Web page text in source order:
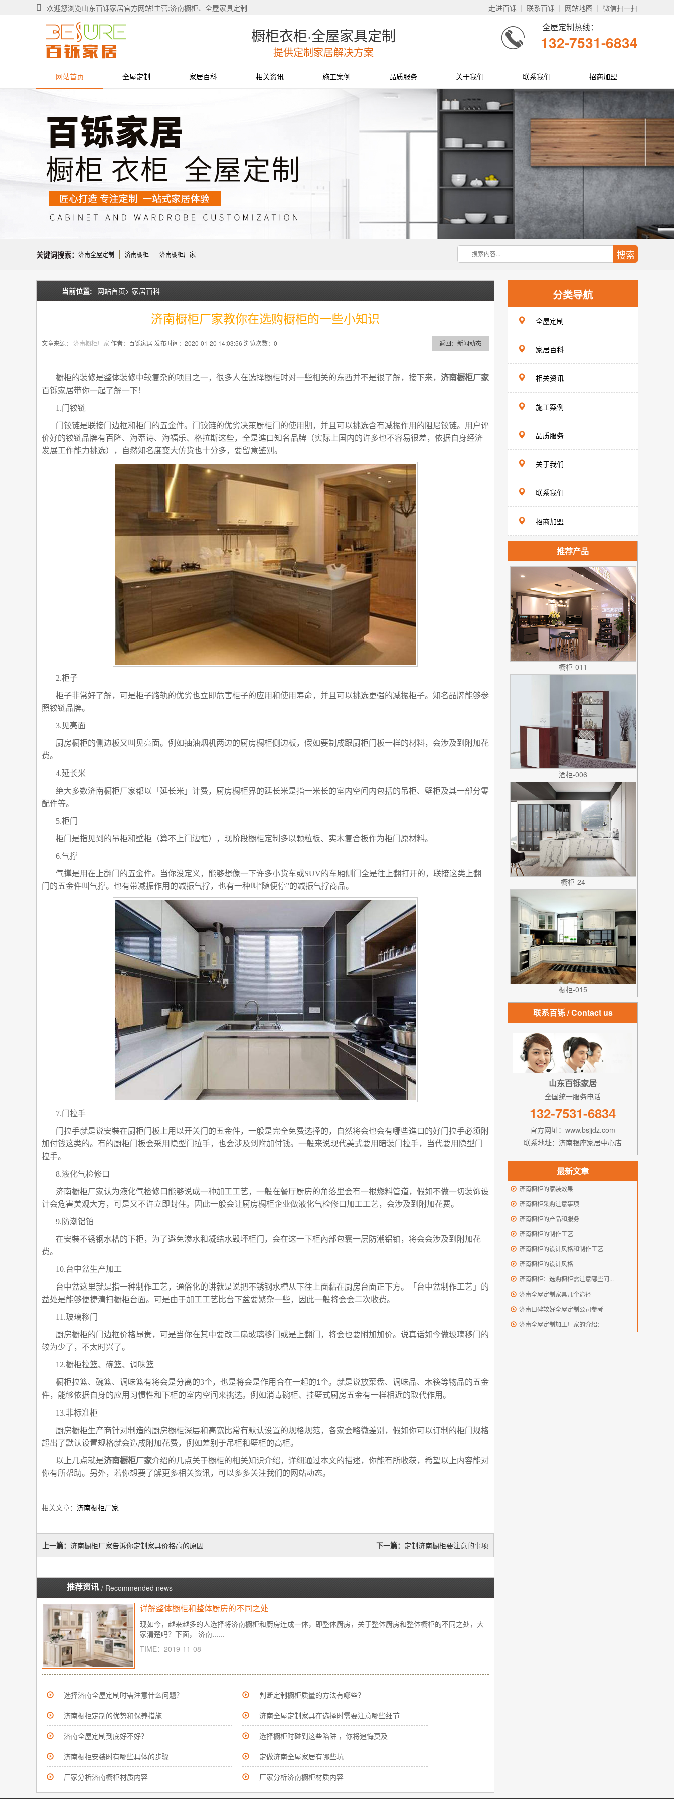
欢迎您浏览山东百铄家居官方网站!主营:济南橱柜、全屋家具定制 走进百铄 | 联系百铄 | 微信扫一扫
网站地图 |
橱柜衣柜·全屋家具定制
提供定制家居解决方案
全屋定制热线：
132-7531-6834
网站首页 全屋定制 家居百科 相关资讯 施工案例 品质服务 关于我们 联系我们 招商加盟
关键词搜索： 济南全屋定制 济南橱柜 济南橱柜厂家
当前位置: 网站首页> 家居百科
济南橱柜厂家教你在选购橱柜的一些小知识
文章来源： 济南橱柜厂家 作者：百铄家居 发布时间：2020-01-20 14:03:56 浏览次数： 0 返回： 新闻动态
橱柜的装修是整体装修中较复杂的项目之一，很多人在选择橱柜时对一些相关的东西并不是很了解，接下来， 济南橱柜厂家
百铄家居带你一起了解一下！
1.门铰链
门铰链是联接门边框和柜门的五金件。门铰链的优劣决策厨柜门的使用期，并且可以挑选含有减振作用的阻尼铰链。用户评
价好的铰链品牌有百隆、海蒂诗、海福乐、格拉斯这些，全是進口知名品牌（实际上国内的许多也不容易很差，依据自身经济
发展工作能力挑选），自然知名度变大仿货也十分多，要留意鉴别。
2.柜子
柜子非常好了解，可是柜子路轨的优劣也立即危害柜子的应用和使用寿命，并且可以挑选更强的减振柜子。知名品牌能够参
照铰链品牌。
3.见亮面
厨房橱柜的侧边板又叫见亮面。例如抽油烟机两边的厨房橱柜侧边板，假如要制成跟厨柜门板一样的材料，会涉及到附加花
费。
4.延长米
绝大多数济南橱柜厂家都以「延长米」计费，厨房橱柜界的延长米是指一米长的室内空间内包括的吊柜、壁柜及其一部分零
配件等。
5.柜门
柜门是指见到的吊柜和壁柜（算不上门边框），现阶段橱柜定制多以颗粒板、实木复合板作为柜门原材料。
6.气撑
气撑是用在上翻门的五金件。当你没定义，能够想像一下许多小货车或SUV的车厢侧门全是往上翻打开的，联接这类上翻
门的五金件叫气撑。也有带减振作用的减振气撑，也有一种叫“随便停”的减振气撑商品。
7.门拉手
门拉手就是说安裝在厨柜门板上用以开关门的五金件，一般是完全免费选择的，自然将会也会有哪些進口的好门拉手必须附
加付钱这类的。有的厨柜门板会采用隐型门拉手，也会涉及到附加付钱。一般来说现代美式要用暗装门拉手，当代要用隐型门
拉手。
8.液化气检修口
济南橱柜厂家认为液化气检修口能够说成一种加工工艺，一般在餐厅厨房的角落里会有一根燃料管道，假如不做一切装饰设
计会危害美观大方，可是又不许立即封住。因此一般会让厨房橱柜企业做液化气检修口加工工艺，会涉及到附加花费。
9.防潮铝铂
在安裝不锈钢水槽的下柜，为了避免渗水和凝结水毁坏柜门，会在这一下柜內部包囊一层防潮铝铂，将会会涉及到附加花
费。
10.台中盆生产加工
台中盆这里就是指一种制作工艺，通俗化的讲就是说把不锈钢水槽从下往上面黏在厨房台面正下方。「台中盆制作工艺」的
益处是能够便捷清扫橱柜台面。可是由于加工工艺比台下盆要繁杂一些，因此一般将会会二次收费。
11.玻璃移门
厨房橱柜的门边框价格昂贵，可是当你在其中要改二扇玻璃移门或是上翻门，将会也要附加加价。说真话如今做玻璃移门的
较为少了，不太时兴了。
12.橱柜拉篮、碗篮、调味篮
橱柜拉篮、碗篮、调味篮有将会是分离的3个，也是将会是作用合在一起的1个。就是说放菜盘、调味品、木筷等物品的五金
件，能够依据自身的应用习惯性和下柜的室内空间来挑选。例如消毒碗柜、挂壁式厨房五金有一样相近的取代作用。
13.非标准柜
厨房橱柜生产商针对制造的厨房橱柜深层和高宽比常有默认设置的规格规范，各家会略微差别，假如你可以订制的柜门规格
超出了默认设置规格就会造成附加花费，例如差别于吊柜和壁柜的高柜。
以上几点就是济南橱柜厂家介绍的几点关于橱柜的相关知识介绍，详细通过本文的描述，你能有所收获，希望以上内容能对
你有所帮助。另外，若你想要了解更多相关资讯，可以多多关注我们的网站动态。
相关文章： 济南橱柜厂家
上一篇： 济南橱柜厂家告诉你定制家具价格高的原因 下一篇： 定制济南橱柜要注意的事项
推荐资讯 / Recommended news
详解整体橱柜和整体厨房的不同之处
现如今，越来越多的人选择将济南橱柜和厨房连成一体，即整体厨房，关于整体厨房和整体橱柜的不同之处，大
家清楚吗？下面， 济南......
TIME：2019-11-08
选择济南全屋定制时需注意什么问题？ 判断定制橱柜质量的方法有哪些？
济南橱柜定制的优势和保养措施 济南全屋定制家具在选择时需要注意哪些细节
济南全屋定制到底好不好？ 选择橱柜时碰到这些陷阱 ，你将追悔莫及
济南橱柜安装时有哪些具体的步骤 定做济南全屋家居有哪些坑
厂家分析济南橱柜材质内容 厂家分析济南橱柜材质内容
分类导航
全屋定制
家居百科
相关资讯
施工案例
品质服务
关于我们
联系我们
招商加盟
推荐产品
橱柜-011
酒柜-006
橱柜-24
橱柜-015
联系百铄/ Contact us
山东百铄家居
全国统一服务电话
132-7531-6834
官方网址：www.bsjjdz.com
联系地址：济南银座家居中心店
最新文章
济南橱柜的家装效果
济南橱柜采购注意事项
济南橱柜的产品和服务
济南橱柜的制作工艺
济南橱柜的设计风格和制作工艺
济南橱柜的设计风格
济南橱柜：选购橱柜需注意哪些问...
济南全屋定制家具几个途径
济南口碑较好全屋定制公司参考
济南全屋定制加工厂家的介绍：